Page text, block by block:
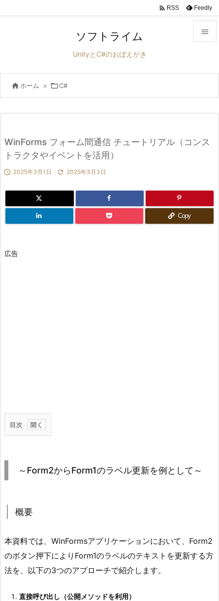


前へ
 RSS Feedly
ソフトライム
UnityとC#のおぼえがき
 ホーム > C#
WinForms フォーム間通信 チュートリアル（コンス
トラクタやイベントを活用）
 2025年3月1日  2025年3月3日
Copy
広告
目次
1.
2
ら
F
r
～Form2からForm1のラベル更新を例として～
概要
本資料では、WinFormsアプリケーションにおいて、Form2
のボタン押下によりForm1のラベルのテキストを更新する方
法を、以下の3つのアプローチで紹介します。
直接呼び出し（公開メソッドを利用）